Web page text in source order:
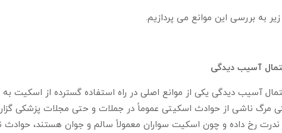
به بررسی این موانع می پردازیم.
آسیب دیدگی
آسیب دیدگی یکی از موانع اصلی در راه استفاده گسترده از اسکیت
مرگ ناشی از حوادث اسکیتی عموماً در جملات و حتی مجلات پزشکی
ندرت رخ داده و چون اسکیت سواران معمولاً سالم و جوان هستند،